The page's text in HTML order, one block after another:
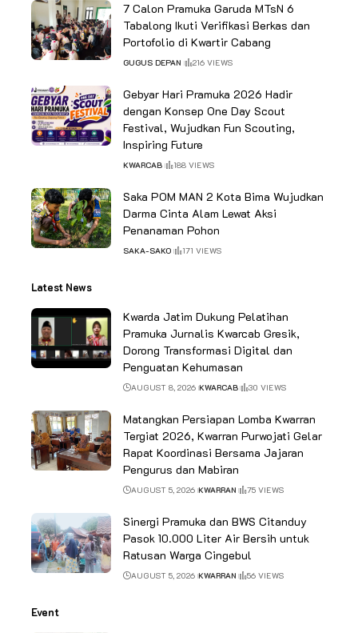
7 Calon Pramuka Garuda MTsN 6
Tabalong Ikuti Verifikasi Berkas dan
Portofolio di Kwartir Cabang
GUGUS DEPAN 216 VIEWS
Gebyar Hari Pramuka 2026 Hadir
dengan Konsep One Day Scout
Festival, Wujudkan Fun Scouting,
Inspiring Future
KWARCAB 188 VIEWS
Saka POM MAN 2 Kota Bima Wujudkan
Darma Cinta Alam Lewat Aksi
Penanaman Pohon
SAKA-SAKO 171 VIEWS
Latest News
Kwarda Jatim Dukung Pelatihan
Pramuka Jurnalis Kwarcab Gresik,
Dorong Transformasi Digital dan
Penguatan Kehumasan
AUGUST 8, 2026 KWARCAB 30 VIEWS
Matangkan Persiapan Lomba Kwarran
Tergiat 2026, Kwarran Purwojati Gelar
Rapat Koordinasi Bersama Jajaran
Pengurus dan Mabiran
AUGUST 5, 2026 KWARRAN 75 VIEWS
Sinergi Pramuka dan BWS Citanduy
Pasok 10.000 Liter Air Bersih untuk
Ratusan Warga Cingebul
AUGUST 5, 2026 KWARRAN 56 VIEWS
Event